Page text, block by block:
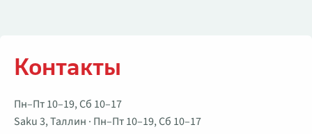
Контакты
Пн–Пт 10–19, Сб 10–17
Saku 3, Таллин · Пн–Пт 10–19, Сб 10–17